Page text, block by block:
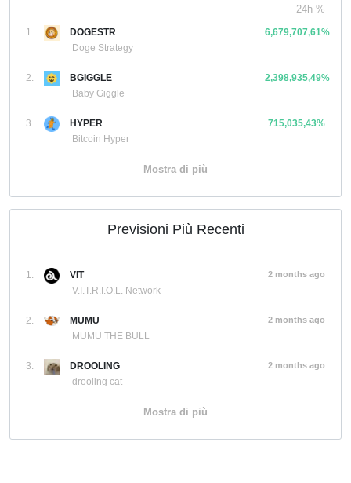
24h %
1.
DOGESTR
Doge Strategy
6,679,707,61%
2.
BGIGGLE
Baby Giggle
2,398,935,49%
3.
HYPER
Bitcoin Hyper
715,035,43%
Mostra di più
Previsioni Più Recenti
1.
VIT
V.I.T.R.I.O.L. Network
2 months ago
2.
MUMU
MUMU THE BULL
2 months ago
3.
DROOLING
drooling cat
2 months ago
Mostra di più